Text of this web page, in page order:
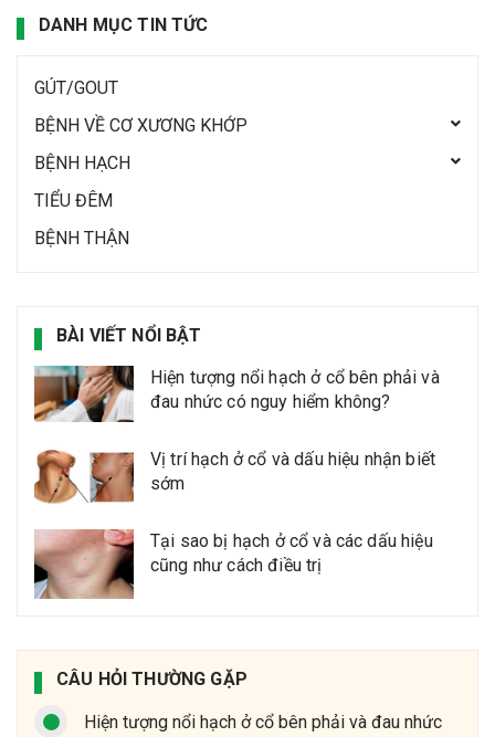
DANH MỤC TIN TỨC
GÚT/GOUT
BỆNH VỀ CƠ XƯƠNG KHỚP
BỆNH HẠCH
TIỂU ĐÊM
BỆNH THẬN
BÀI VIẾT NỔI BẬT
Hiện tượng nổi hạch ở cổ bên phải và
đau nhức có nguy hiểm không?
Vị trí hạch ở cổ và dấu hiệu nhận biết
sớm
Tại sao bị hạch ở cổ và các dấu hiệu
cũng như cách điều trị
CÂU HỎI THƯỜNG GẶP
Hiện tượng nổi hạch ở cổ bên phải và đau nhức